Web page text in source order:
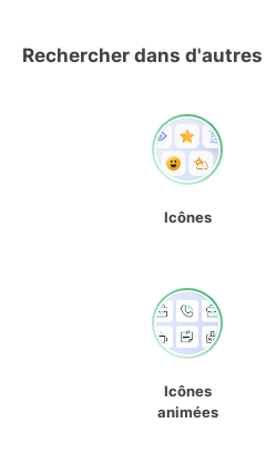
Rechercher dans
Icônes
Icônes
animées